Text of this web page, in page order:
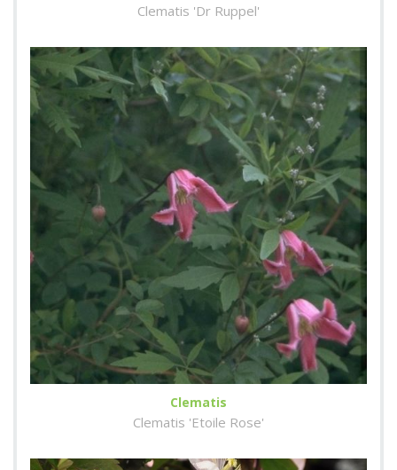
Clematis 'Dr Ruppel'
Clematis
Clematis 'Etoile Rose'